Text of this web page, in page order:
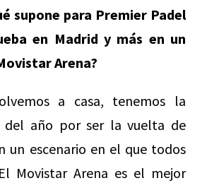
supone para Premier Padel
en Madrid y más en un
Arena?
a casa, tenemos la
del año por ser la vuelta de
un escenario en el que todos
Movistar Arena es el mejor